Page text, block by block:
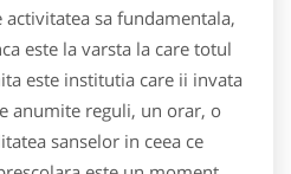
activitatea sa fundamentala,
este la varsta la care totul
este institutia care ii invata
anumite reguli, un orar, o
sanselor in ceea ce